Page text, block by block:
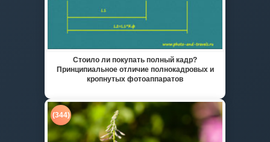
Стоило ли покупать полный кадр?
Принципиальное отличие полнокадровых и
кропнутых фотоаппаратов
(344)